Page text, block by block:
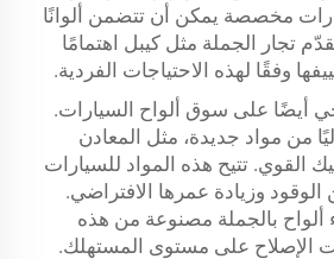
مخصصة يمكن أن تتضمن ألوانًا
تجار الجملة مثل كيبل اهتمامًا
وفقًا لهذه الاحتياجات الفردية.
أيضًا على سوق ألواح السيارات.
من مواد جديدة، مثل المعادن
القوي. تتيح هذه المواد للسيارات
وزيادة عمرها الافتراضي.
ألواح بالجملة مصنوعة من هذه
الإصلاح على مستوى المستهلك.